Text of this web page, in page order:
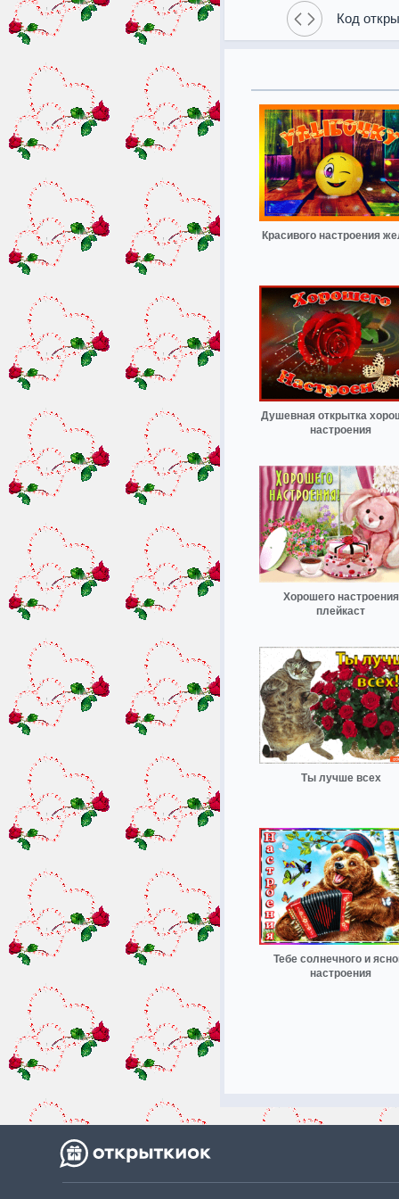
Код
Красивого настроения
Душевная открытка
настроения
Хорошего настроения
плейкаст
Ты лучше всех
Тебе солнечного и
настроения